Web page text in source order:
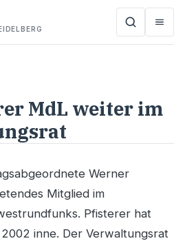
MdL weiter im
Werner
Mitglied im
Pfisterer hat
inne. Der Verwaltungsrat